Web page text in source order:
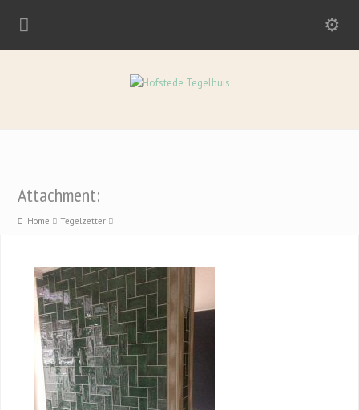
Attachment:
Home Tegelzetter